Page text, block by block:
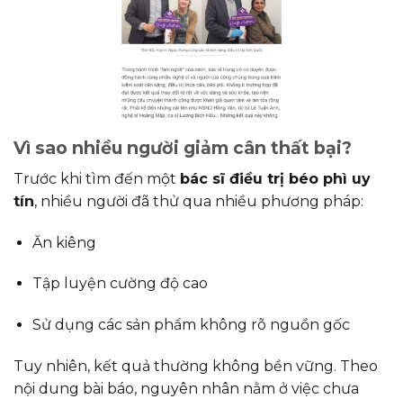
Vì sao nhiều người giảm cân thất bại?
Trước khi tìm đến một bác sĩ điều trị béo phì uy
tín, nhiều người đã thử qua nhiều phương pháp:
Ăn kiêng
Tập luyện cường độ cao
Sử dụng các sản phẩm không rõ nguồn gốc
Tuy nhiên, kết quả thường không bền vững. Theo
nội dung bài báo, nguyên nhân nằm ở việc chưa